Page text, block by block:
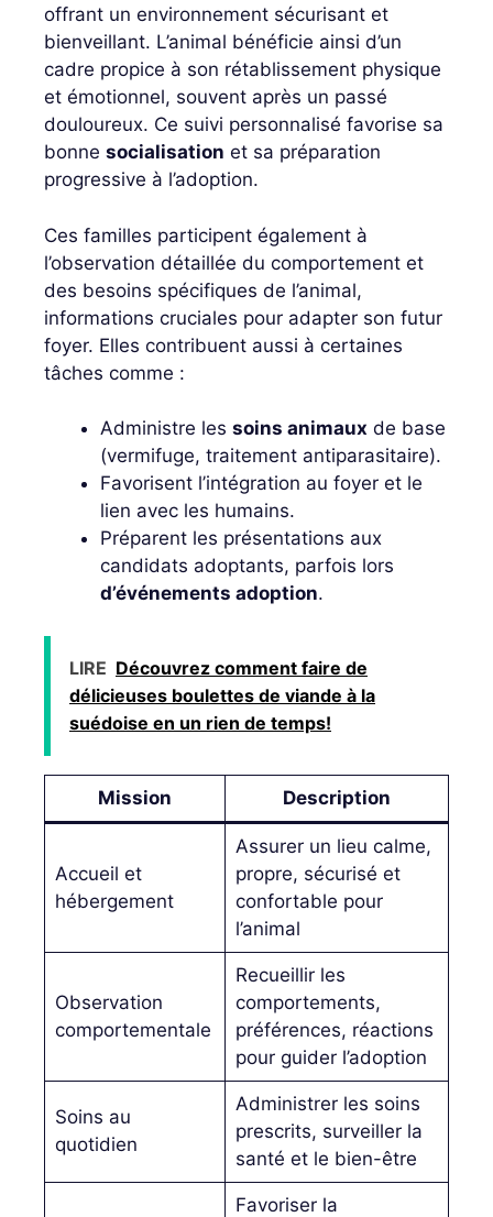
offrant un environnement sécurisant et
bienveillant. L’animal bénéficie ainsi d’un
cadre propice à son rétablissement physique
et émotionnel, souvent après un passé
douloureux. Ce suivi personnalisé favorise sa
bonne socialisation et sa préparation
progressive à l’adoption.
Ces familles participent également à
l’observation détaillée du comportement et
des besoins spécifiques de l’animal,
informations cruciales pour adapter son futur
foyer. Elles contribuent aussi à certaines
tâches comme :
Administre les soins animaux de base
(vermifuge, traitement antiparasitaire).
Favorisent l’intégration au foyer et le
lien avec les humains.
Préparent les présentations aux
candidats adoptants, parfois lors
d’événements adoption.
LIRE Découvrez comment faire de
délicieuses boulettes de viande à la
suédoise en un rien de temps!
Mission Description
Accueil et
hébergement
Assurer un lieu calme,
propre, sécurisé et
confortable pour
l’animal
Observation
comportementale
Recueillir les
comportements,
préférences, réactions
pour guider l’adoption
Soins au
quotidien
Administrer les soins
prescrits, surveiller la
santé et le bien-être
Favoriser la